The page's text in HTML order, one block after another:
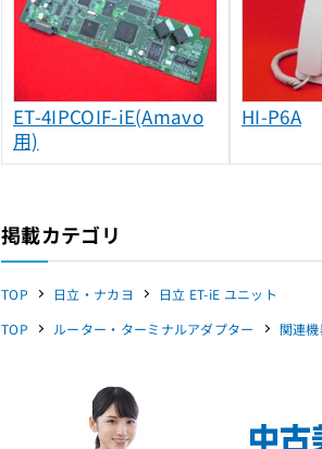
ET-4IPCOIF-iE(Amavo
用)
HI-P6A
掲載カテゴリ
TOP 日立・ナカヨ
日立 ET-iE ユニット
TOP
ルーター・ターミナルアダプター 関連